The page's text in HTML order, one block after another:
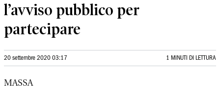
l’avviso pubblico per
partecipare
20 settembre 2020 03:17 1 MINUTI DI LETTURA
MASSA